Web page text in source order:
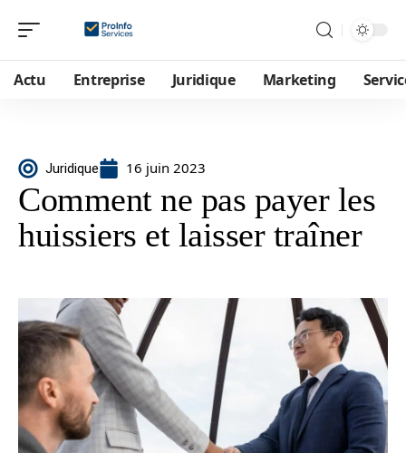
Actu Entreprise Juridique Marketing
Juridique 16 juin 2023
Comment ne pas payer les
huissiers et laisser traîner